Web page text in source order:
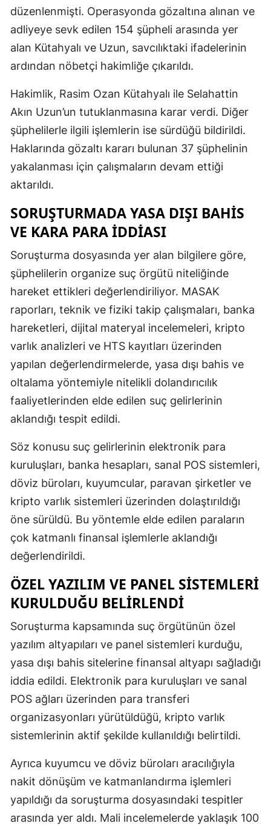
düzenlenmişti. Operasyonda gözaltına alınan ve
adliyeye sevk edilen 154 şüpheli arasında yer
alan Kütahyalı ve Uzun, savcılıktaki ifadelerinin
ardından nöbetçi hakimliğe çıkarıldı.
Hakimlik, Rasim Ozan Kütahyalı ile Selahattin
Akın Uzun’un tutuklanmasına karar verdi. Diğer
şüphelilerle ilgili işlemlerin ise sürdüğü bildirildi.
Haklarında gözaltı kararı bulunan 37 şüphelinin
yakalanması için çalışmaların devam ettiği
aktarıldı.
SORUŞTURMADA YASA DIŞI BAHIS
VE KARA PARA İDDIASI
Soruşturma dosyasında yer alan bilgilere göre,
şüphelilerin organize suç örgütü niteliğinde
hareket ettikleri değerlendiriliyor. MASAK
raporları, teknik ve fiziki takip çalışmaları, banka
hareketleri, dijital materyal incelemeleri, kripto
varlık analizleri ve HTS kayıtları üzerinden
yapılan değerlendirmelerde, yasa dışı bahis ve
oltalama yöntemiyle nitelikli dolandırıcılık
faaliyetlerinden elde edilen suç gelirlerinin
aklandığı tespit edildi.
Söz konusu suç gelirlerinin elektronik para
kuruluşları, banka hesapları, sanal POS sistemleri,
döviz büroları, kuyumcular, paravan şirketler ve
kripto varlık sistemleri üzerinden dolaştırıldığı
öne sürüldü. Bu yöntemle elde edilen paraların
çok katmanlı finansal işlemlerle aklandığı
değerlendirildi.
ÖZEL YAZILIM VE PANEL SISTEMLERI
KURULDUĞU BELIRLENDI
Soruşturma kapsamında suç örgütünün özel
yazılım altyapıları ve panel sistemleri kurduğu,
yasa dışı bahis sitelerine finansal altyapı sağladığı
iddia edildi. Elektronik para kuruluşları ve sanal
POS ağları üzerinden para transferi
organizasyonları yürütüldüğü, kripto varlık
sistemlerinin aktif şekilde kullanıldığı belirtildi.
Ayrıca kuyumcu ve döviz büroları aracılığıyla
nakit dönüşüm ve katmanlandırma işlemleri
yapıldığı da soruşturma dosyasındaki tespitler
arasında yer aldı. Mali incelemelerde yaklaşık 100